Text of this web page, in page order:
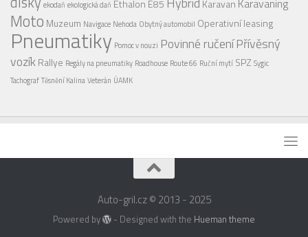
ekodaň ekologická daň Ethalon E85 Karavan Karavaning
Moto Muzeum Navigace Nehoda Obytný automobil Operativní leasing
Pneumatiky Pomoc v nouzi Povinné ručeníPřívěsný
vozíkRallye Regály na pneumatiky Roadhouse Route 66 Ruční mytí SPZ Sygic
TachografTěsnění KalinaVeterán ÚAMK
Auto-gril.cz © 2013 - 2025
Powered by - Designed with the Hueman theme